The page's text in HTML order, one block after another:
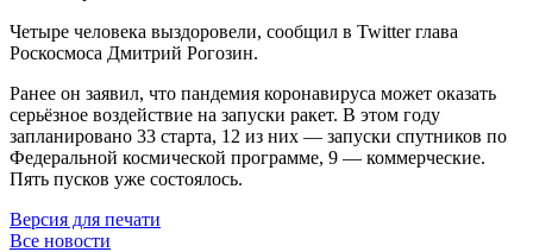
Четыре человека выздоровели, сообщил в Twitter глава
Роскосмоса Дмитрий Рогозин.
Ранее он заявил, что пандемия коронавируса может оказать
серьёзное воздействие на запуски ракет. В этом году
запланировано 33 старта, 12 из них — запуски спутников по
Федеральной космической программе, 9 — коммерческие.
Пять пусков уже состоялось.
Версия для печати
Все новости